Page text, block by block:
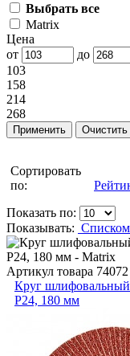
Выбрать все
Matrix
Цена
от
до
103
158
214
268
Сортировать
по:
Показать по:
Показывать: Списком
Артикул товара 74072
Круг шлифовальный
P24, 180 мм